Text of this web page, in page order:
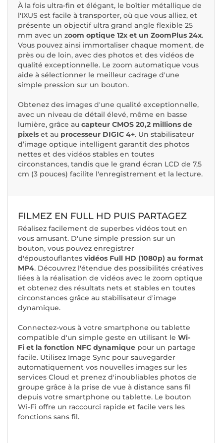
À la fois ultra-fin et élégant, le boîtier métallique de
l'IXUS est facile à transporter, où que vous alliez, et
présente un objectif ultra grand angle flexible 25
mm avec un zoom optique 12x et un ZoomPlus 24x.
Vous pouvez ainsi immortaliser chaque moment, de
près ou de loin, avec des photos et des vidéos de
qualité exceptionnelle. Le zoom automatique vous
aide à sélectionner le meilleur cadrage d'une
simple pression sur un bouton.
Obtenez des images d'une qualité exceptionnelle,
avec un niveau de détail élevé, même en basse
lumière, grâce au capteur CMOS 20,2 millions de
pixels et au processeur DIGIC 4+. Un stabilisateur
d’image optique intelligent garantit des photos
nettes et des vidéos stables en toutes
circonstances, tandis que le grand écran LCD de 7,5
cm (3 pouces) facilite l'enregistrement et la lecture.
FILMEZ EN FULL HD PUIS PARTAGEZ
Réalisez facilement de superbes vidéos tout en
vous amusant. D'une simple pression sur un
bouton, vous pouvez enregistrer
d'époustouflantes vidéos Full HD (1080p) au format
MP4. Découvrez l'étendue des possibilités créatives
liées à la réalisation de vidéos avec le zoom optique
et obtenez des résultats nets et stables en toutes
circonstances grâce au stabilisateur d'image
dynamique.
Connectez-vous à votre smartphone ou tablette
compatible d'un simple geste en utilisant le Wi-
Fi et la fonction NFC dynamique pour un partage
facile. Utilisez Image Sync pour sauvegarder
automatiquement vos nouvelles images sur les
services Cloud et prenez d'inoubliables photos de
groupe grâce à la prise de vue à distance sans fil
depuis votre smartphone ou tablette. Le bouton
Wi-Fi offre un raccourci rapide et facile vers les
fonctions sans fil.